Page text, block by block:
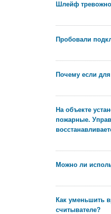
Шлейф
Пробовали
Почему если
На объекте
пожарные.
Можно ли
Как уменьшить
считывателе?